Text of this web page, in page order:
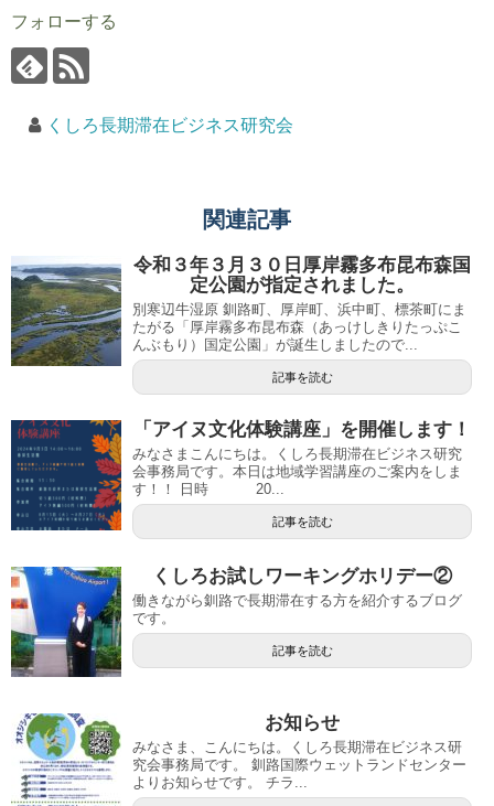
フォローする
くしろ長期滞在ビジネス研究会
関連記事
令和３年３月３０日厚岸霧多布昆布森国
定公園が指定されました。
別寒辺牛湿原 釧路町、厚岸町、浜中町、標茶町にま
たがる「厚岸霧多布昆布森（あっけしきりたっぷこ
んぶもり）国定公園」が誕生しましたので...
記事を読む
「アイヌ文化体験講座」を開催します！
みなさまこんにちは。くしろ長期滞在ビジネス研究
会事務局です。本日は地域学習講座のご案内をしま
す！！ 日時 20...
記事を読む
くしろお試しワーキングホリデー②
働きながら釧路で長期滞在する方を紹介するブログ
です。
記事を読む
お知らせ
みなさま、こんにちは。くしろ長期滞在ビジネス研
究会事務局です。 釧路国際ウェットランドセンター
よりお知らせです。 チラ...